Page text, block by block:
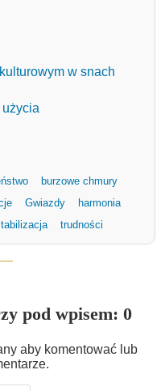
w snach
burzowe chmury
Gwiazdy
harmonia
trudności
pod wpisem: 0
aby komentować lub